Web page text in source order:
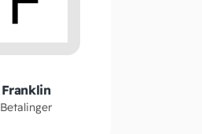
Franklin
Betalinger